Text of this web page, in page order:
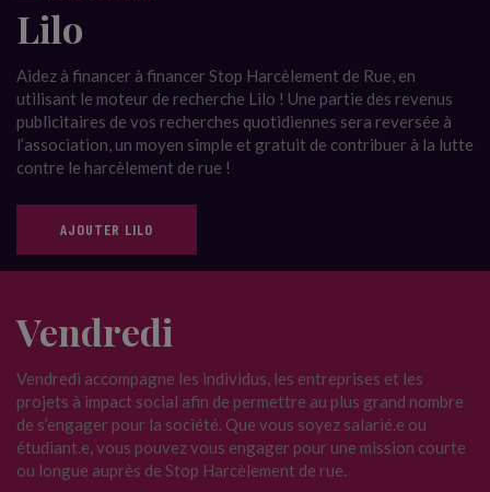
Lilo
Aidez à financer à financer Stop Harcèlement de Rue, en
utilisant le moteur de recherche Lilo ! Une partie des revenus
publicitaires de vos recherches quotidiennes sera reversée à
l’association, un moyen simple et gratuit de contribuer à la lutte
contre le harcèlement de rue !
AJOUTER LILO
Vendredi
Vendredi accompagne les individus, les entreprises et les
projets à impact social afin de permettre au plus grand nombre
de s’engager pour la société. Que vous soyez salarié.e ou
étudiant.e, vous pouvez vous engager pour une mission courte
ou longue auprès de Stop Harcèlement de rue.